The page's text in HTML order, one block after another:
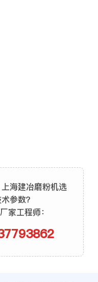
海建冶磨粉机选
参数？
家工程师：